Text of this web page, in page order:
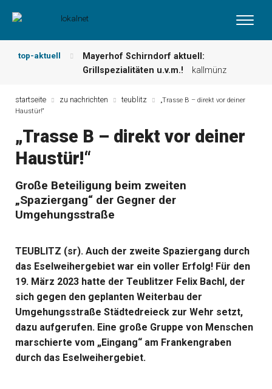
top-aktuell
Mayerhof Schirndorf aktuell:
Grillspezialitäten u.v.m.!
kallmünz
und mehr … burglengenfeld
leserbriefe
Maxhütter Fischladen: Unser aktuelles
Nutzen Sie aktuelle Angebote Ihrer
Region!
angebote vor ort | anzeige
Metzgerei Hummel: Aktuelles
startseite zu nachrichten teublitz
„Trasse B – direkt vor deiner
Haustür!“
„Trasse B – direkt vor deiner
Haustür!“
Große Beteiligung beim zweiten
„Spaziergang“ der Gegner der
Umgehungsstraße
TEUBLITZ (sr). Auch der zweite Spaziergang durch
das Eselweihergebiet war ein voller Erfolg! Für den
19. März 2023 hatte der Teublitzer Felix Bachl, der
sich gegen den geplanten Weiterbau der
Umgehungsstraße Städtedreieck zur Wehr setzt,
dazu aufgerufen. Eine große Gruppe von Menschen
marschierte vom „Eingang“ am Frankengraben
durch das Eselweihergebiet.